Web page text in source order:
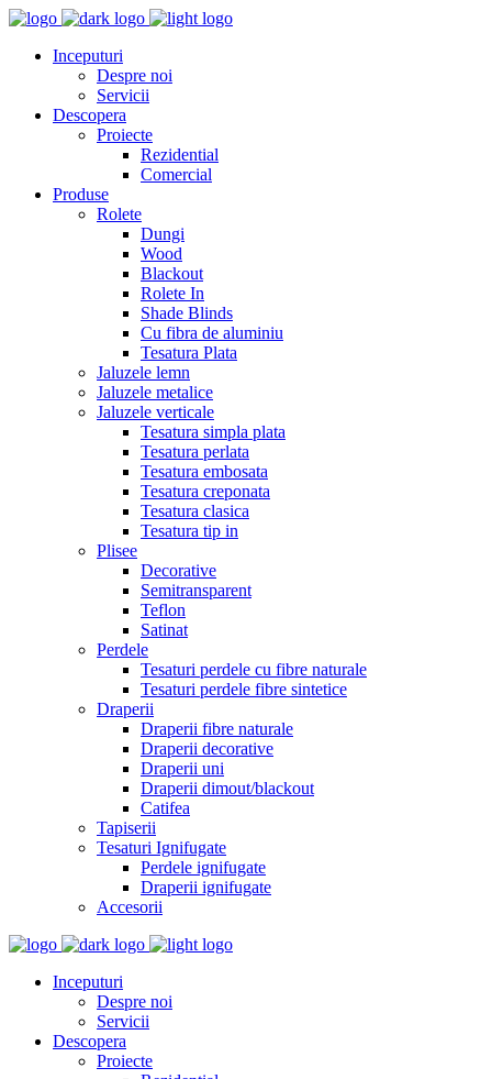
Inceputuri
Despre noi
Servicii
Descopera
Proiecte
Rezidential
Comercial
Produse
Rolete
Dungi
Wood
Blackout
Rolete In
Shade Blinds
Cu fibra de aluminiu
Tesatura Plata
Jaluzele lemn
Jaluzele metalice
Jaluzele verticale
Tesatura simpla plata
Tesatura perlata
Tesatura embosata
Tesatura creponata
Tesatura clasica
Tesatura tip in
Plisee
Decorative
Semitransparent
Teflon
Satinat
Perdele
Tesaturi perdele cu fibre naturale
Tesaturi perdele fibre sintetice
Draperii
Draperii fibre naturale
Draperii decorative
Draperii uni
Draperii dimout/blackout
Catifea
Tapiserii
Tesaturi Ignifugate
Perdele ignifugate
Draperii ignifugate
Accesorii
Inceputuri
Despre noi
Servicii
Descopera
Proiecte